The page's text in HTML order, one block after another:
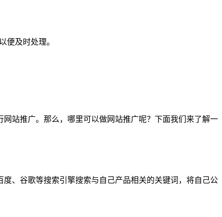
便及时处理。
站推广。那么，哪里可以做网站推广呢？下面我们来了解一
、谷歌等搜索引擎搜索与自己产品相关的关键词，将自己公